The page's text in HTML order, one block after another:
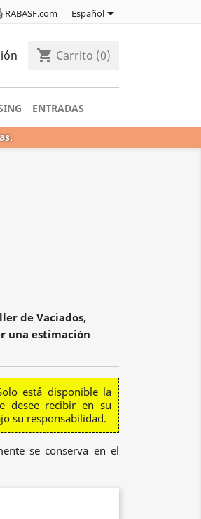
RABASF.com Español
shopping_cart Carrito (0)
ENTRADAS
de Vaciados,
una estimación
está disponible la
desee recibir en su
su responsabilidad.
se conserva en el